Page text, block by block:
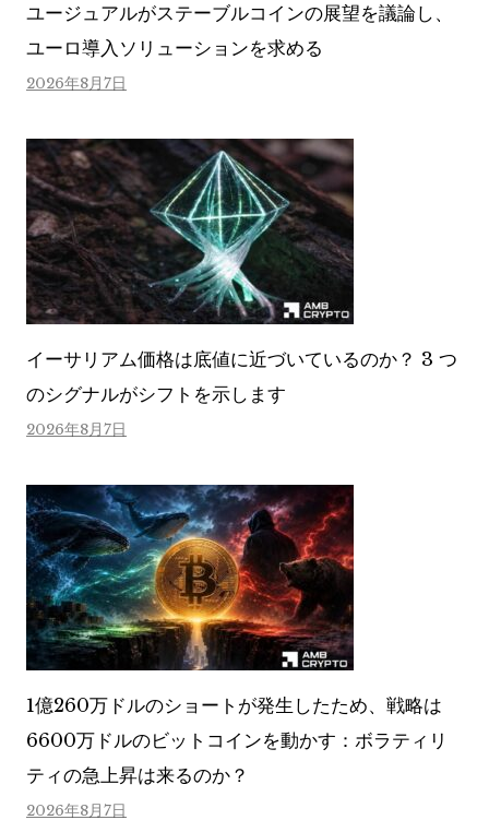
ユージュアルがステーブルコインの展望を議論し、
ユーロ導入ソリューションを求める
2026年8月7日
イーサリアム価格は底値に近づいているのか？ 3 つ
のシグナルがシフトを示します
2026年8月7日
1億260万ドルのショートが発生したため、戦略は
6600万ドルのビットコインを動かす：ボラティリ
ティの急上昇は来るのか？
2026年8月7日